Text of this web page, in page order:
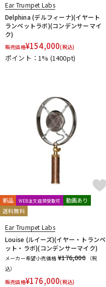
Ear Trumpet Labs
Delphina (デルフィーナ)(イヤート
ランペットラボ)(コンデンサーマイ
ク)
販売価格¥154,000(税込)
ポイント：1% (1400pt)
新品 WEB注文店頭受取可
動画あり
送料無料
Ear Trumpet Labs
Louise (ルイーズ)(イヤー・トランペ
ット・ラボ)(コンデンサーマイク)
メーカー希望小売価格 ¥176,000
（税
込）
販売価格¥176,000(税込)